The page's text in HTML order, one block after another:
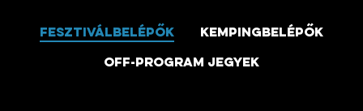
Fesztiválbelépők Kempingbelépők
Off-program jegyek